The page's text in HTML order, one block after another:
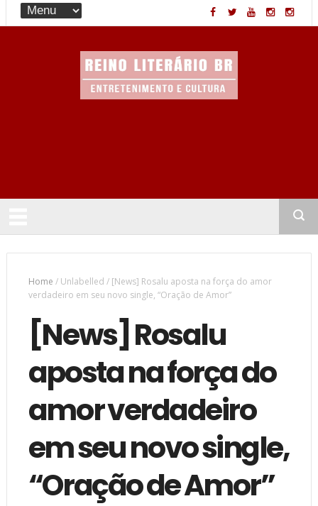
Home /Unlabelled / [News] Rosalu aposta na força do amor
verdadeiro em seu novo single, “Oração de Amor”
[News] Rosalu
aposta na força do
amor verdadeiro
em seu novo single,
“Oração de Amor”